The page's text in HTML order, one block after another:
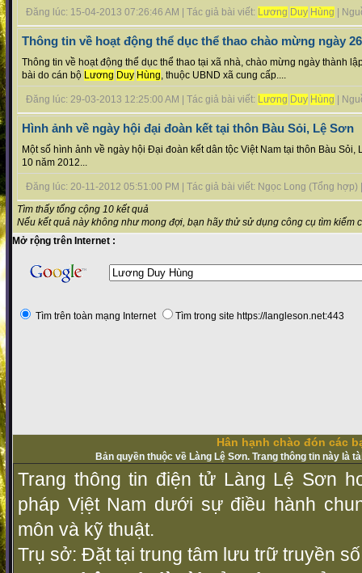
Đăng lúc: 15-04-2013 07:26:46 AM | Tác giả bài viết: Lương Duy Hùng |
Thông tin về hoạt động thể dục thể thao chào mừng ngày
Thông tin về hoạt động thể dục thể thao tại xã nhà, chào mừng ngày thành
bài do cán bộ Lương Duy Hùng , thuộc UBND xã cung cấp....
Đăng lúc: 29-03-2013 12:25:00 AM | Tác giả bài viết: Lương Duy Hùng |
Hình ảnh về ngày hội đại đoàn kết tại thôn Bàu Sỏi, Lệ Sơn
Một số hình ảnh về ngày hội Đại đoàn kết dân tộc Việt Nam tại thôn Bàu Sỏi,
10 năm 2012...
Đăng lúc: 20-11-2012 05:51:00 PM | Tác giả bài viết: Ngọc Long (Tổng hợp)
Tìm thấy tổng cộng 10 kết quả
Nếu kết quả này không như mong đợi, bạn hãy thử sử dụng công cụ tìm kiếm
Mở rộng trên Internet :
Tìm trên toàn mạng Internet Tìm trong site https://langleson.net:443
Hân hạnh chào đón các
Bản quyền thuộc về Làng Lệ Sơn. Trang thông tin này là
Trang thông tin điện tử Làng Lệ Sơn
pháp Vịệt Nam dưới sự điều hành
môn và kỹ thuật.
Trụ sở: Đặt tại trung tâm lưu trữ truyền